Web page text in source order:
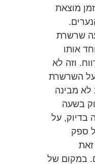
מוצאת
שרשרת
אותו
וזה לא
השרשרת
מבינה
בשעה
בדיוק, על
ספק
זאת
במקום של